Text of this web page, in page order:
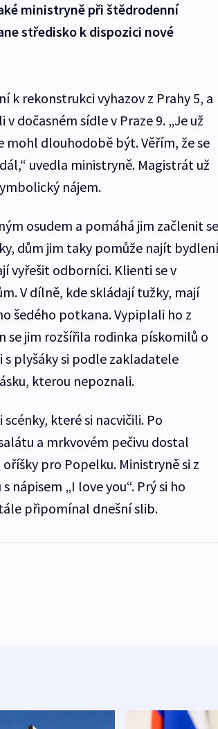
ministryně při štědrodenní
středisko k dispozici nové
k rekonstrukci vyhazov z Prahy 5, a
dočasném sídle v Praze 9. „Je už
mohl dlouhodobě být. Věřím, že se
uvedla ministryně. Magistrát už
nájem.
osudem a pomáhá jim začlenit se
dům jim taky pomůže najít bydlení
vyřešit odborníci. Klienti se v
V dílně, kde skládají tužky, mají
šedého potkana. Vypiplali ho z
se jim rozšířila rodinka pískomilů o
s plyšáky si podle zakladatele
kterou nepoznali.
které si nacvičili. Po
a mrkvovém pečivu dostal
pro Popelku. Ministryně si z
nápisem „I love you“. Prý si ho
připomínal dnešní slib.